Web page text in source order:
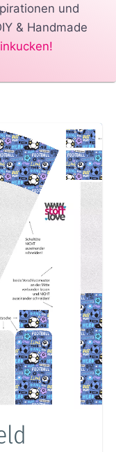
und
& Handmade